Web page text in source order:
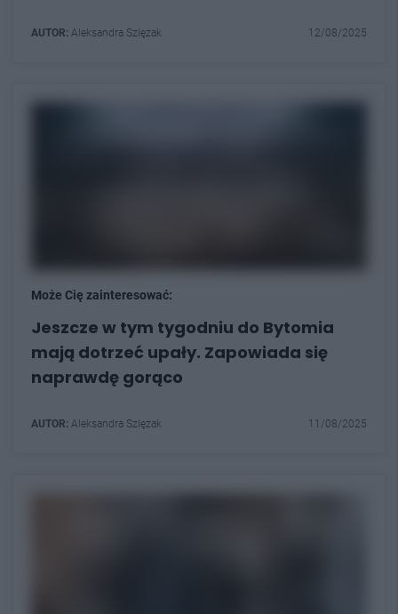
AUTOR: Aleksandra Szlęzak 12/08/2025
Może Cię zainteresować:
Jeszcze w tym tygodniu do Bytomia
mają dotrzeć upały. Zapowiada się
naprawdę gorąco
AUTOR: Aleksandra Szlęzak 11/08/2025